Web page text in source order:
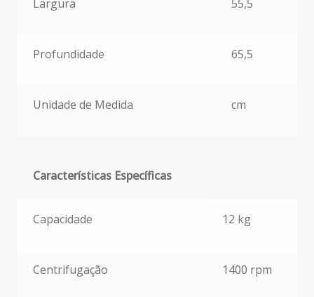
Largura 55,5
Profundidade 65,5
Unidade de Medida cm
Características Específicas
Capacidade 12 kg
Centrifugação 1400 rpm